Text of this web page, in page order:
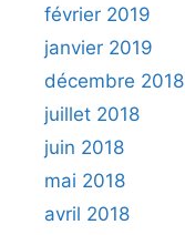
février 2019
janvier 2019
décembre 2018
juillet 2018
juin 2018
mai 2018
avril 2018